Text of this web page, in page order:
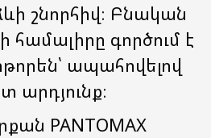
շնորհիվ։ Բնական
համալիրը գործում է
ապահովելով
PANTOMAX